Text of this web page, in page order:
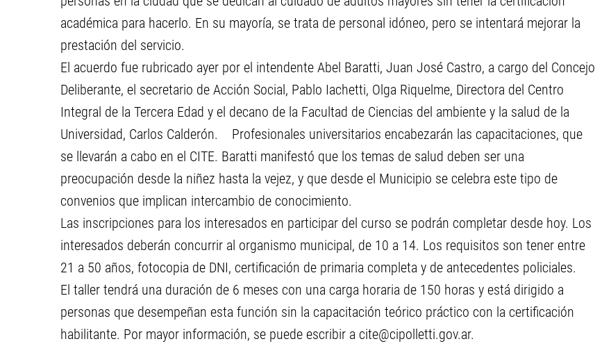
académica para hacerlo. En su mayoría, se trata de personal idóneo, pero se intentará mejorar la
prestación del servicio.
El acuerdo fue rubricado ayer por el intendente Abel Baratti, Juan José Castro, a cargo del Concejo
Deliberante, el secretario de Acción Social, Pablo Iachetti, Olga Riquelme, Directora del Centro
Integral de la Tercera Edad y el decano de la Facultad de Ciencias del ambiente y la salud de la
Universidad, Carlos Calderón. Profesionales universitarios encabezarán las capacitaciones, que
se llevarán a cabo en el CITE. Baratti manifestó que los temas de salud deben ser una
preocupación desde la niñez hasta la vejez, y que desde el Municipio se celebra este tipo de
convenios que implican intercambio de conocimiento.
Las inscripciones para los interesados en participar del curso se podrán completar desde hoy. Los
interesados deberán concurrir al organismo municipal, de 10 a 14. Los requisitos son tener entre
21 a 50 años, fotocopia de DNI, certificación de primaria completa y de antecedentes policiales.
El taller tendrá una duración de 6 meses con una carga horaria de 150 horas y está dirigido a
personas que desempeñan esta función sin la capacitación teórico práctico con la certificación
habilitante. Por mayor información, se puede escribir a cite@cipolletti.gov.ar.